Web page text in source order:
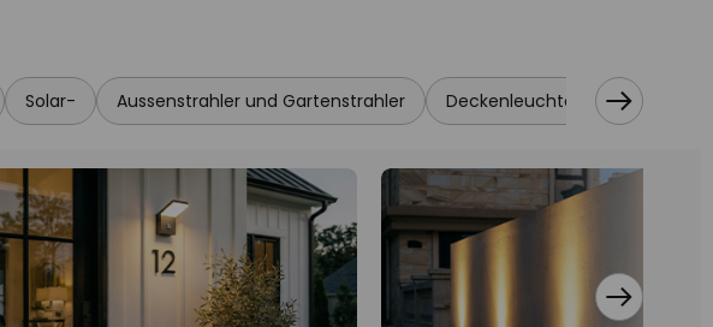
Solar- Aussenstrahler und Gartenstrahler Deckenleuchten Aussen